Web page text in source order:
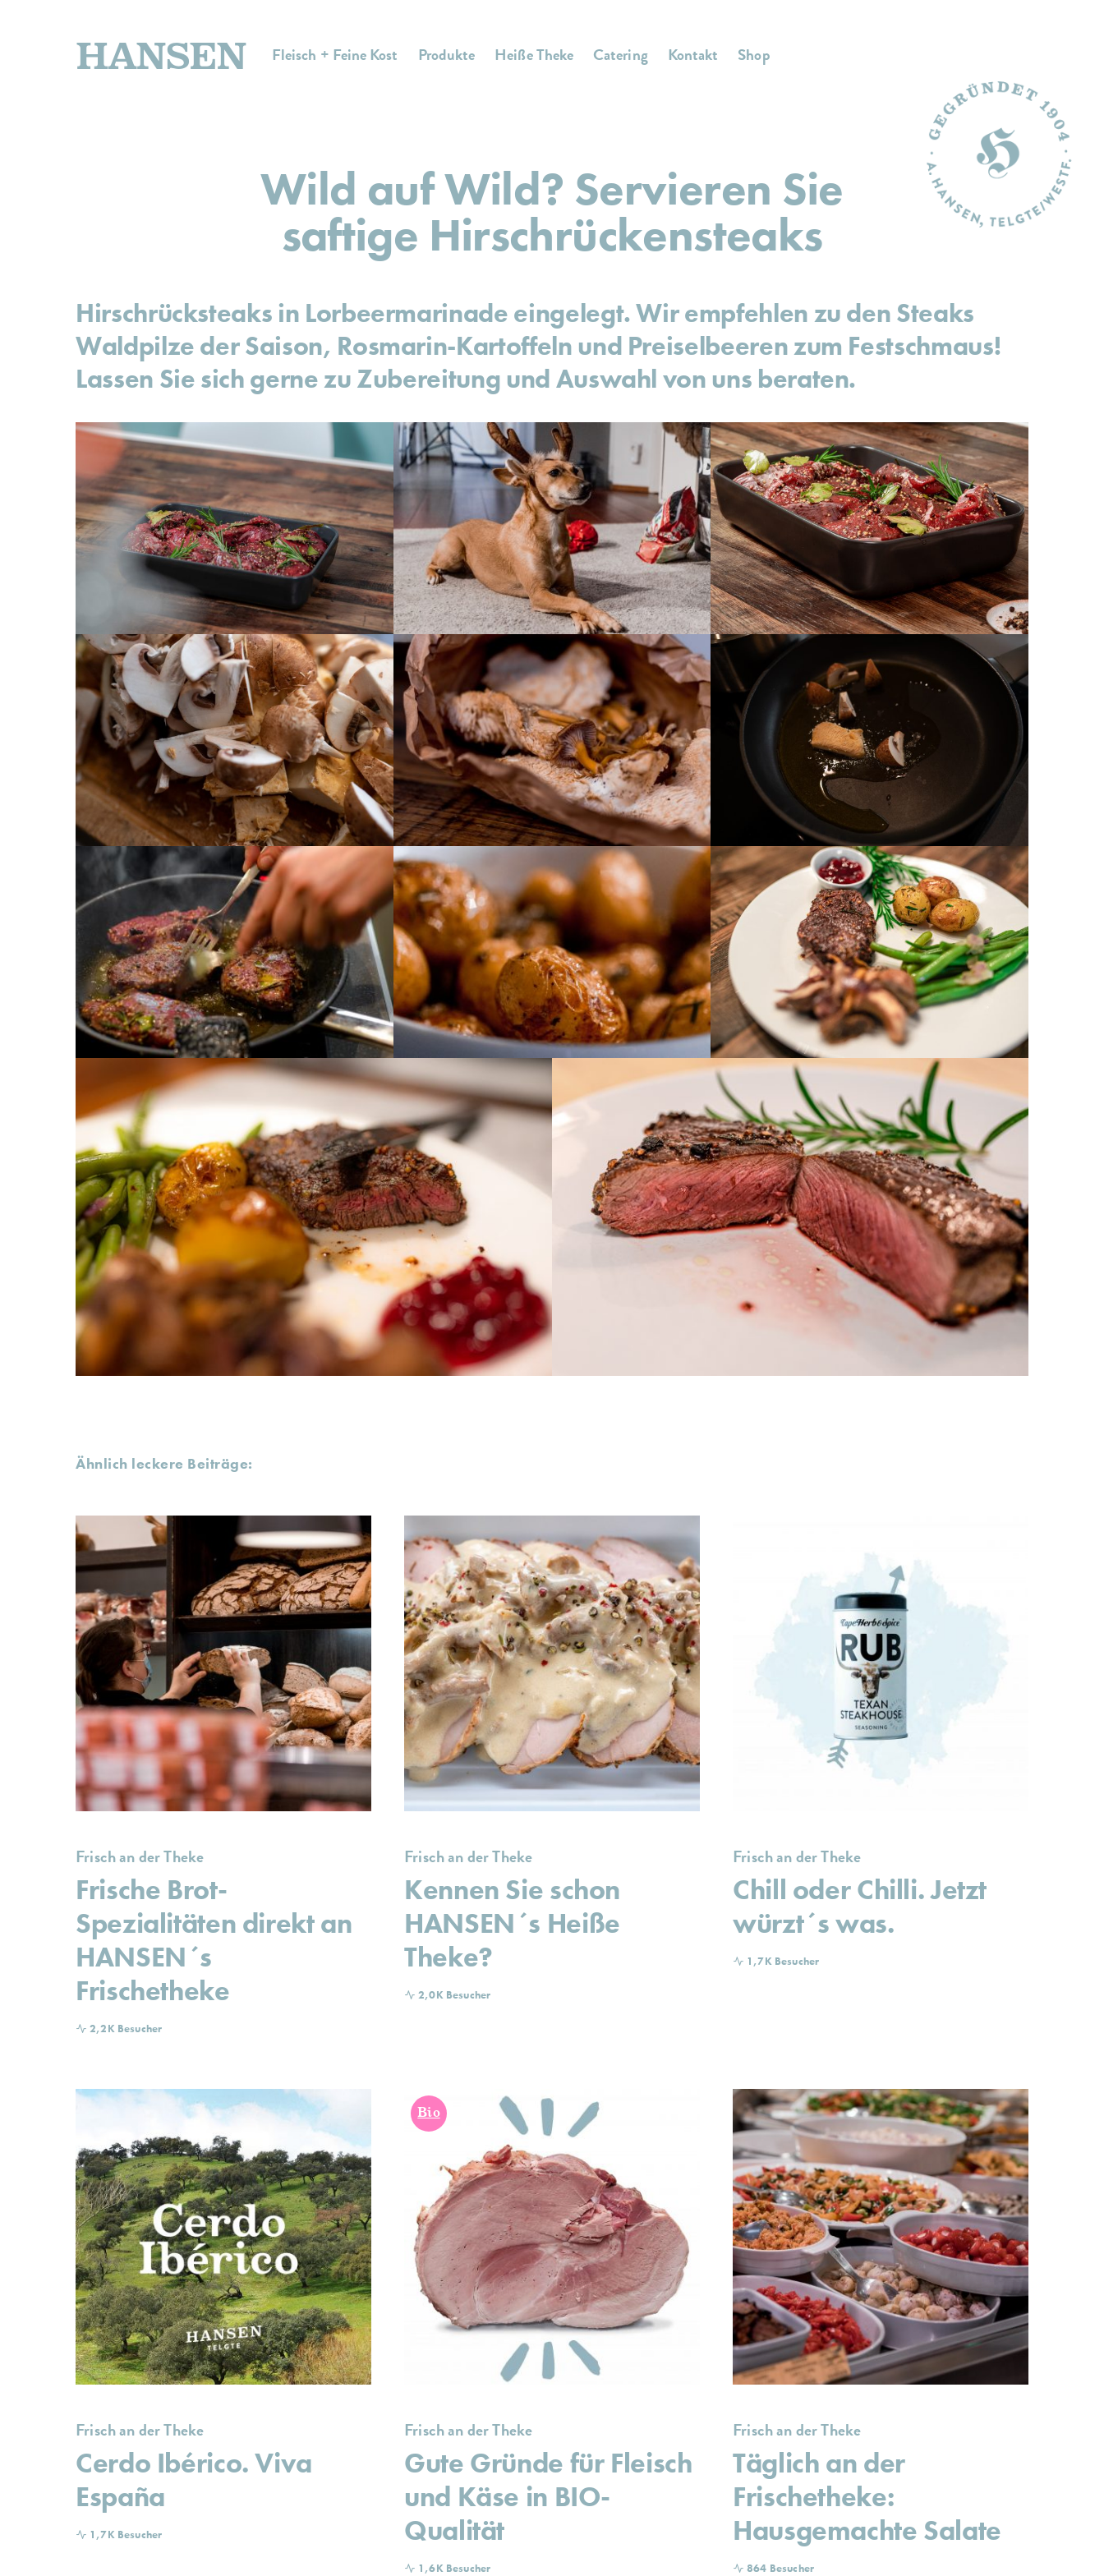
HANSEN Fleisch + Feine Kost Produkte Heiße Theke Catering Kontakt Shop
Wild auf Wild? Servieren Sie
saftige Hirschrückensteaks
Hirschrücksteaks in Lorbeermarinade eingelegt. Wir empfehlen zu den Steaks
Waldpilze der Saison, Rosmarin-Kartoffeln und Preiselbeeren zum Festschmaus!
Lassen Sie sich gerne zu Zubereitung und Auswahl von uns beraten.
Ähnlich leckere Beiträge:
Frisch an der Theke
Frische Brot-
Spezialitäten direkt an
HANSEN´s
Frischetheke
2,2K Besucher
Frisch an der Theke
Kennen Sie schon
HANSEN´s Heiße
Theke?
2,0K Besucher
Frisch an der Theke
Chill oder Chilli. Jetzt
würzt´s was.
1,7K Besucher
Frisch an der Theke
Cerdo Ibérico. Viva
España
1,7K Besucher
Frisch an der Theke
Gute Gründe für Fleisch
und Käse in BIO-
Qualität
1,6K Besucher
Frisch an der Theke
Täglich an der
Frischetheke:
Hausgemachte Salate
864 Besucher